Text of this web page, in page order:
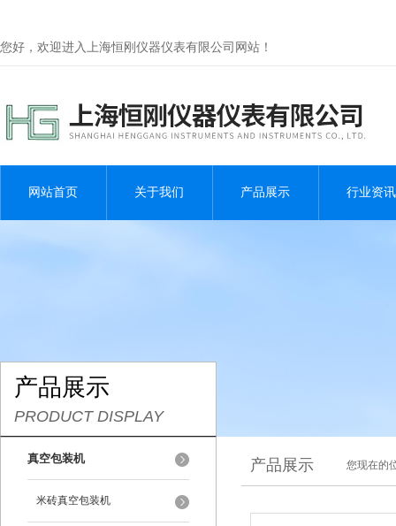
您好，欢迎进入上海恒刚仪器仪表有限公司网站！
网站首页 关于我们 产品展示 行业资讯
产品展示
PRODUCT DISPLAY
真空包装机
米砖真空包装机
产品展示 您现在的